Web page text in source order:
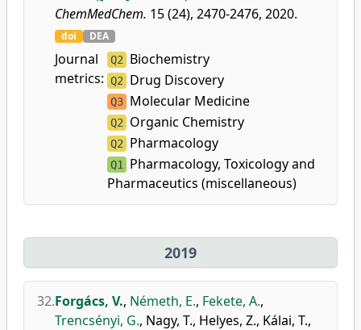
ChemMedChem. 15 (24), 2470-2476, 2020.
doi DEA
Journal
metrics:
Q2 Biochemistry
Q2 Drug Discovery
Q3 Molecular Medicine
Q2 Organic Chemistry
Q2 Pharmacology
Q1 Pharmacology, Toxicology and
Pharmaceutics (miscellaneous)
2019
32.Forgács, V., Németh, E., Fekete, A.,
Trencsényi, G., Nagy, T., Helyes, Z., Kálai, T.,